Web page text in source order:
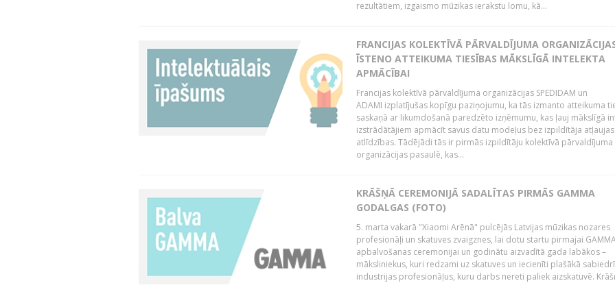
rezultātiem, izgaismo mūzikas ierakstu lomu, kā...
FRANCIJAS KOLEKTĪVĀ PĀRVALDĪJUMA
ĪSTENO ATTEIKUMA TIESĪBAS MĀKSLĪGĀ INTELEKTA
APMĀCĪBAI
Francijas kolektīvā pārvaldījuma organizācijas SPEDIDAM un
ADAMI izplatījušas kopīgu paziņojumu, ka tās izmanto atteikuma
saskaņā ar likumdošanā paredzēto izņēmumu, kas ļauj mākslīgā
izstrādātājiem apmācīt savus datu modeļus bez izpildītāja
atlīdzības. Tādējādi tās ir pirmās izpildītāju kolektīvā pārvaldījuma
organizācijas pasaulē, kas...
KRĀŠŅĀ CEREMONIJĀ SADALĪTAS PIRMĀS GAMMA
GODALGAS (FOTO)
5. marta vakarā "Xiaomi Arēnā" pulcējās Latvijas mūzikas nozares
profesionāļi un skatuves zvaigznes, lai dotu startu pirmajai
apbalvošanas ceremonijai un godinātu aizvadītā gada labākos –
māksliniekus, kuri redzami uz skatuves un iecienīti plašākā
industrijas profesionāļus, kuru darbs nereti paliek aizskatuvē.